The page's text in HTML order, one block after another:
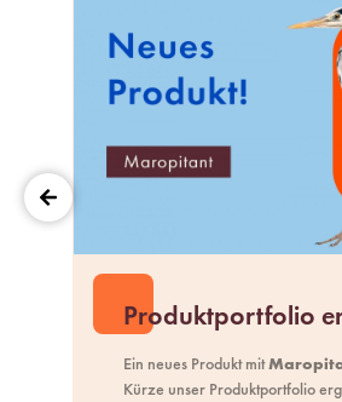
Produktportfolio
Ein neues Produkt mit
Kürze unser Produktportfolio